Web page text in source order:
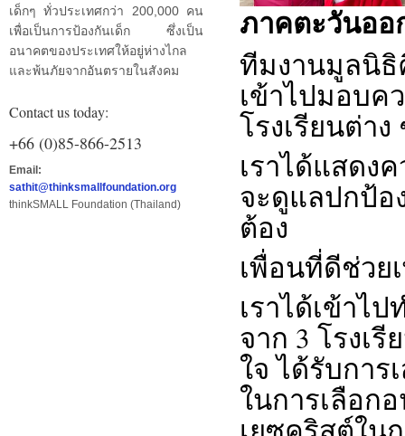
เด็กๆ ทั่วประเทศกว่า 200,000 คน
เพื่อเป็นการป้องกันเด็ก ซึ่งเป็น
อนาคตของประเทศให้อยู่ห่างไกล
และพ้นภัยจากอันตรายในสังคม
Contact us today:
+66 (0)85-866-2513
Email:
sathit@thinksmallfoundation.org
thinkSMALL Foundation (Thailand)
ภาคตะวันออ
ทีมงานมูลนิธิ
เข้าไปมอบค
โรงเรียนต่า
เราได้แสดง
จะดูแลปกป้อ
ต้อง
เพื่อนที่ดีช่วย
เราได้เข้าไ
จาก 3 โรงเ
ใจ ได้รับการ
ในการเลือก